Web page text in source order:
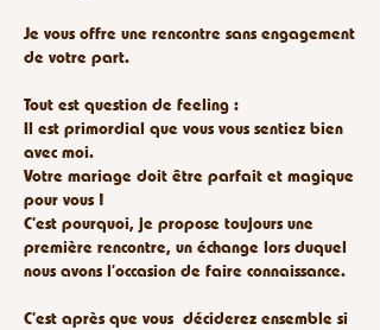
Je vous offre une rencontre sans engagement
de votre part.
Tout est question de feeling :
Il est primordial que vous vous sentiez bien
avec moi.
Votre mariage doit être parfait et magique
pour vous !
C’est pourquoi, je propose toujours une
première rencontre, un échange lors duquel
nous avons l’occasion de faire connaissance.
C’est après que vous déciderez ensemble si